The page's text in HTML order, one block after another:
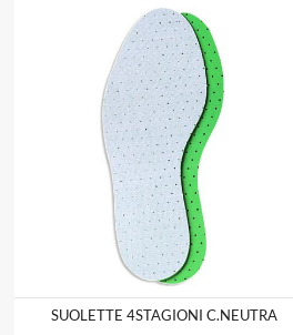
SUOLETTE 4STAGIONI C.NEUTRA